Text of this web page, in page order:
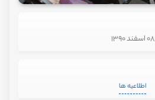
08 اسفند 1390
اطلاعیه ها